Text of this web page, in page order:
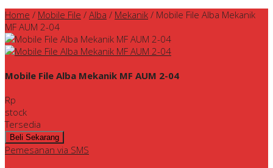
Home / Mobile File / Alba / Mekanik / Mobile File Alba Mekanik
MF AUM 2-04
Mobile File Alba Mekanik MF AUM 2-04
Rp
stock
Tersedia
Pemesanan via SMS